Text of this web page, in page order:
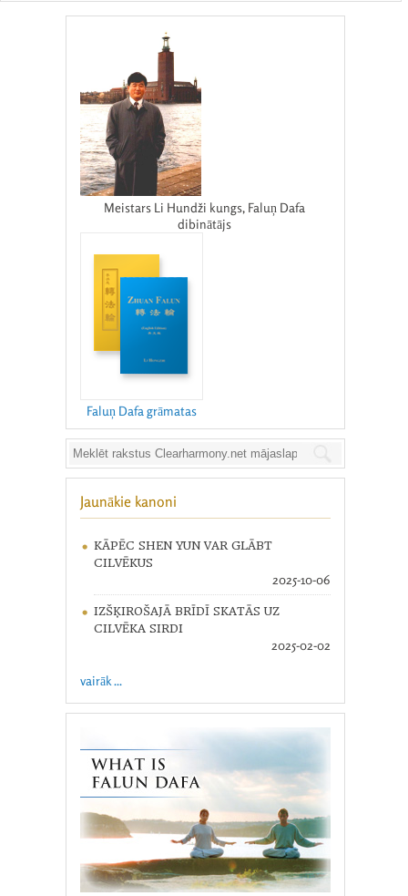
Meistars Li Hundži kungs, Faluņ Dafa
dibinātājs
Faluņ Dafa grāmatas
Jaunākie kanoni
KĀPĒC SHEN YUN VAR GLĀBT
CILVĒKUS
2025-10-06
IZŠĶIROŠAJĀ BRĪDĪ SKATĀS UZ
CILVĒKA SIRDI
2025-02-02
vairāk ...